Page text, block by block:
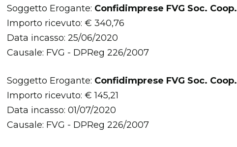
Soggetto Erogante: Confidimprese FVG Soc. Coop.
Importo ricevuto: € 340,76
Data incasso: 25/06/2020
Causale: FVG - DPReg 226/2007
Soggetto Erogante: Confidimprese FVG Soc. Coop.
Importo ricevuto: € 145,21
Data incasso: 01/07/2020
Causale: FVG - DPReg 226/2007